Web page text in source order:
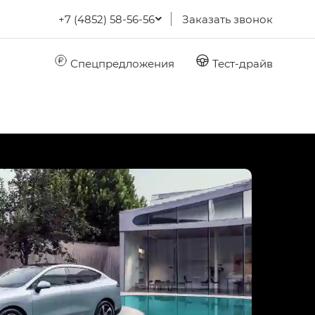
+7 (4852) 58-56-56 Заказать звонок
Спецпредложения Тест-драйв